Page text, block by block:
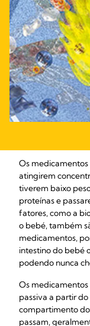
Os
atingirem
tiverem baixo
proteínas e
fatores, como a
o bebé, também
medicamentos,
intestino do bebé
podendo nunca
Os
passiva a partir
compartimento
passam,